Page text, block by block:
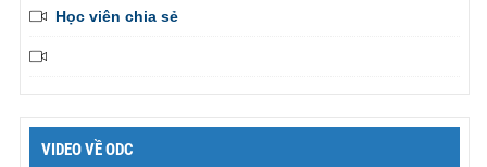
Học viên chia sẻ
VIDEO VỀ ODC